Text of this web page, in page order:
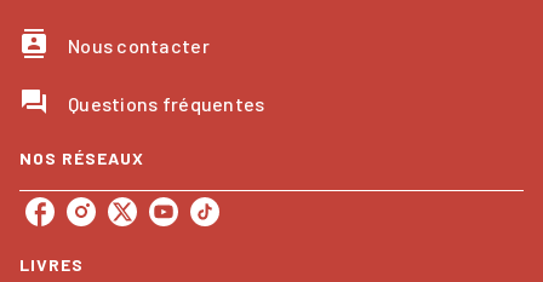
contacts Nous contacter
question_answer Questions fréquentes
NOS RÉSEAUX
LIVRES